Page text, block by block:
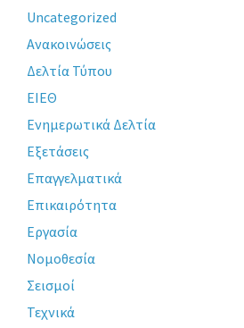
Uncategorized
Ανακοινώσεις
Δελτία Τύπου
ΕΙΕΘ
Ενημερωτικά Δελτία
Εξετάσεις
Επαγγελματικά
Επικαιρότητα
Εργασία
Νομοθεσία
Σεισμοί
Τεχνικά